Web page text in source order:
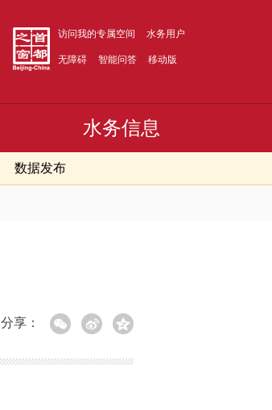
访问我的专属空间 水务用户
无障碍 智能问答 移动版
数据发布
水务信息
分享：